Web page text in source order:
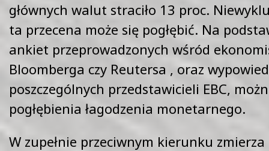
głównych walut straciło 13 proc.
ta przecena może się pogłębić. Na
ankiet przeprowadzonych wśród
Bloomberga czy Reutersa , oraz
poszczególnych przedstawicieli EBC,
pogłębienia łagodzenia monetarnego.
W zupełnie przeciwnym kierunku